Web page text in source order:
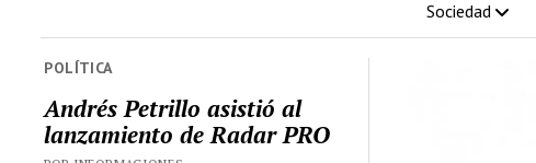
Sociedad
POLÍTICA
Andrés Petrillo asistió al
lanzamiento de Radar PRO